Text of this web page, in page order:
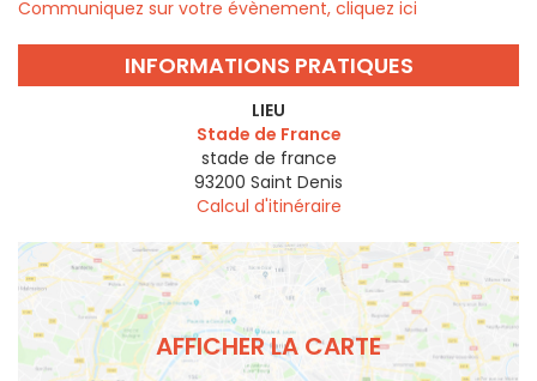
Communiquez sur votre évènement, cliquez ici
INFORMATIONS PRATIQUES
LIEU
Stade de France
stade de france
93200 Saint Denis
Calcul d'itinéraire
AFFICHER LA CARTE